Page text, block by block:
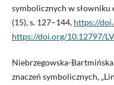
symbolicznych w słowniku
(15), s. 127–144, https://
https://doi.org/10.12797/
Niebrzegowska-
znaczeń symbolicznych,